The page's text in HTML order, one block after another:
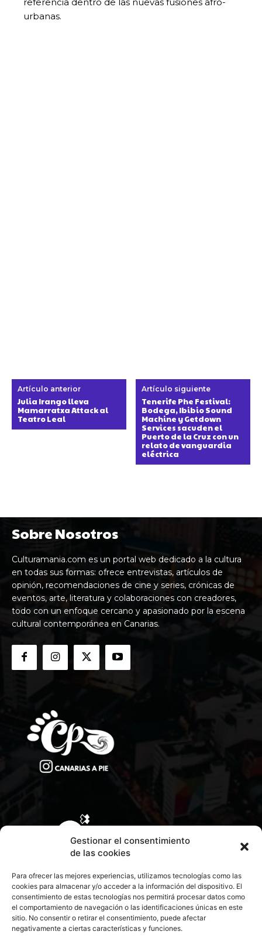
Gestionar el consentimiento
de las cookies
Para ofrecer las mejores experiencias, utilizamos tecnologías como las
cookies para almacenar y/o acceder a la información del dispositivo. El
consentimiento de estas tecnologías nos permitirá procesar datos como
el comportamiento de navegación o las identificaciones únicas en este
sitio. No consentir o retirar el consentimiento, puede afectar
negativamente a ciertas características y funciones.
urbanas.
Artículo anterior
Julia Irango lleva
Mamarratxa Attack al
Teatro Leal
Artículo siguiente
Tenerife Phe Festival:
Bodega, Ibibio Sound
Machine y Getdown
Services sacuden el
Puerto de la Cruz con un
relato de vanguardia
eléctrica
Sobre Nosotros
Culturamania.com es un portal web dedicado a la cultura
en todas sus formas: ofrece entrevistas, artículos de
opinión, recomendaciones de cine y series, crónicas de
eventos, arte, literatura y colaboraciones con creadores,
todo con un enfoque cercano y apasionado por la escena
cultural contemporánea en Canarias.
CONTACTA CON NOSOTROS